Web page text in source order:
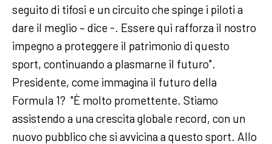
seguito di tifosi e un circuito che spinge i piloti a
dare il meglio – dice -. Essere qui rafforza il nostro
impegno a proteggere il patrimonio di questo
sport, continuando a plasmarne il futuro".
Presidente, come immagina il futuro della
Formula 1? "È molto promettente. Stiamo
assistendo a una crescita globale record, con un
nuovo pubblico che si avvicina a questo sport. Allo